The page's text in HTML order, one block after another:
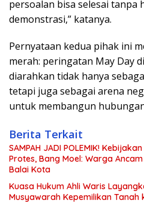
persoalan bisa selesai tanpa
demonstrasi,” katanya.
Pernyataan kedua pihak ini
merah: peringatan May Day
diarahkan tidak hanya
tetapi juga sebagai arena
untuk membangun
Berita Terkait
SAMPAH JADI POLEMIK!
Protes, Bang Moel: Warga
Balai Kota
Kuasa Hukum Ahli Waris
Musyawarah Kepemilikan Tanah